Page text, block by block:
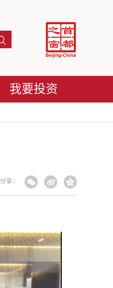
我要投资
分享：